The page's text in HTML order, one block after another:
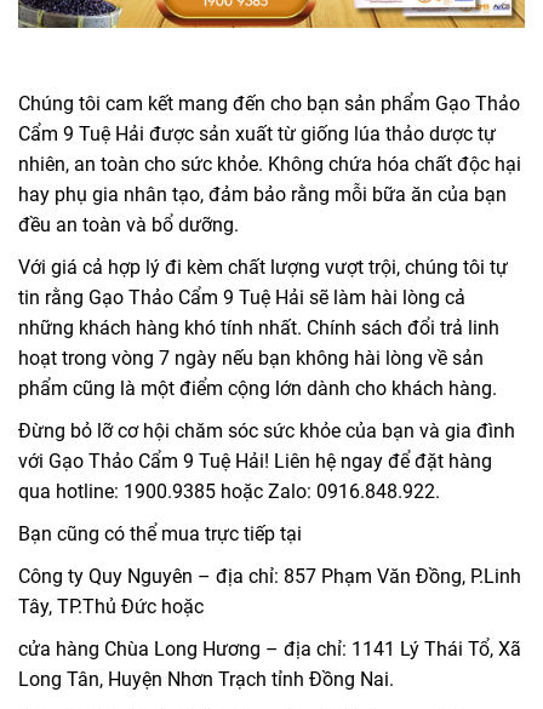
Chúng tôi cam kết mang đến cho bạn sản phẩm Gạo Thảo
Cẩm 9 Tuệ Hải được sản xuất từ giống lúa thảo dược tự
nhiên, an toàn cho sức khỏe. Không chứa hóa chất độc hại
hay phụ gia nhân tạo, đảm bảo rằng mỗi bữa ăn của bạn
đều an toàn và bổ dưỡng.
Với giá cả hợp lý đi kèm chất lượng vượt trội, chúng tôi tự
tin rằng Gạo Thảo Cẩm 9 Tuệ Hải sẽ làm hài lòng cả
những khách hàng khó tính nhất. Chính sách đổi trả linh
hoạt trong vòng 7 ngày nếu bạn không hài lòng về sản
phẩm cũng là một điểm cộng lớn dành cho khách hàng.
Đừng bỏ lỡ cơ hội chăm sóc sức khỏe của bạn và gia đình
với Gạo Thảo Cẩm 9 Tuệ Hải! Liên hệ ngay để đặt hàng
qua hotline: 1900.9385 hoặc Zalo: 0916.848.922.
Bạn cũng có thể mua trực tiếp tại
Công ty Quy Nguyên – địa chỉ: 857 Phạm Văn Đồng, P.Linh
Tây, TP.Thủ Đức hoặc
cửa hàng Chùa Long Hương – địa chỉ: 1141 Lý Thái Tổ, Xã
Long Tân, Huyện Nhơn Trạch tỉnh Đồng Nai.